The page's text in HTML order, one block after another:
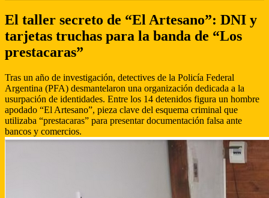
El taller secreto de “El Artesano”: DNI y
tarjetas truchas para la banda de “Los
prestacaras”
Tras un año de investigación, detectives de la Policía Federal
Argentina (PFA) desmantelaron una organización dedicada a la
usurpación de identidades. Entre los 14 detenidos figura un hombre
apodado “El Artesano”, pieza clave del esquema criminal que
utilizaba “prestacaras” para presentar documentación falsa ante
bancos y comercios.